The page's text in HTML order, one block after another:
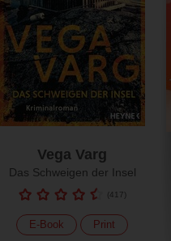
Vega Varg
Das Schweigen der Insel
(417)
E-Book Print